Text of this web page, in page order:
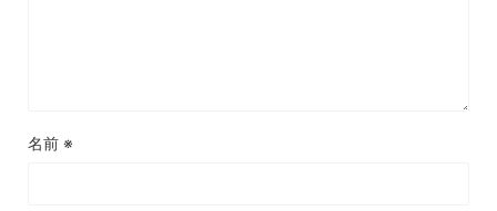
名前 ※